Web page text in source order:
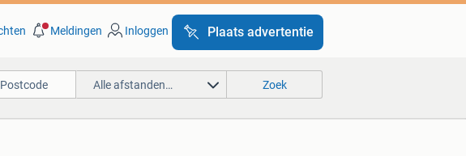
Meldingen Inloggen Plaats advertentie
Alle afstanden… Zoek